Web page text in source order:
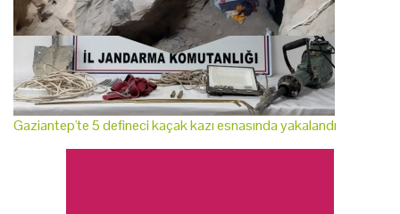
Gaziantep'te 5 defineci kaçak kazı esnasında yakalandı